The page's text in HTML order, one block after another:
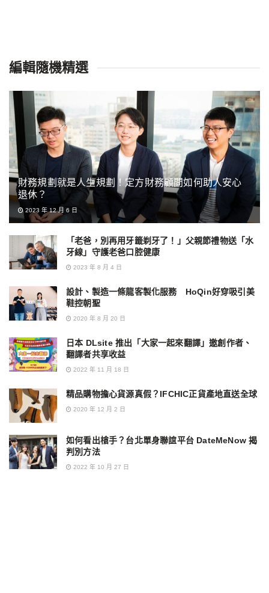
編輯隨機精選
財務規劃就是人生規劃！定方財務顧問如何助人安心
退休？
2023 年 12 月 6 日
「老爸，別再用牙籤剃牙了！」父親節禮物送「水
牙線」守護老爸口腔健康
2023 年 8 月 4 日
設計、製造一條龍客製化服務 HoQin好穿吸引美
鞋控朝聖
2020 年 8 月 20 日
日本 DLsite 推出「大家一起來翻譯」邀創作者、
翻譯者共享收益
2022 年 11 月 18 日
精品購物擔心貨源真假？IFCHIC正貨產地直送全球
2020 年 12 月 2 日
如何看出槍手？台北單身聯誼平台 DateMeNow 揭
判別方法
2022 年 10 月 27 日